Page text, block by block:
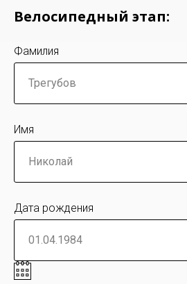
Велосипедный этап:
Фамилия
Имя
Дата рождения